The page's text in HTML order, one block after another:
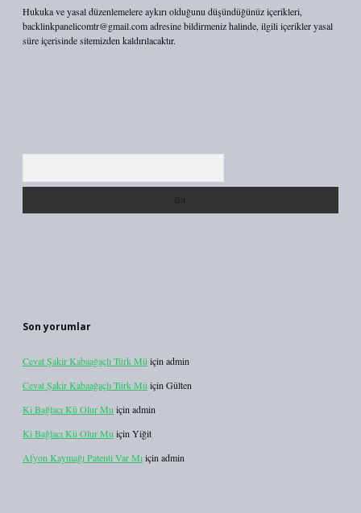
Hukuka ve yasal düzenlemelere aykırı olduğunu düşündüğünüz içerikleri,
backlinkpanelicomtr@gmail.comadresine bildirmeniz halinde, ilgili içerikler yasal
süre içerisinde sitemizden kaldırılacaktır.
Son yorumlar
Cevat Şakir Kabaağaçlı Türk Mü için admin
Cevat Şakir Kabaağaçlı Türk Mü için Gülten
Ki Bağlacı Kü Olur Mu için admin
Ki Bağlacı Kü Olur Mu için Yiğit
Afyon Kaymağı Patenti Var Mıiçin admin